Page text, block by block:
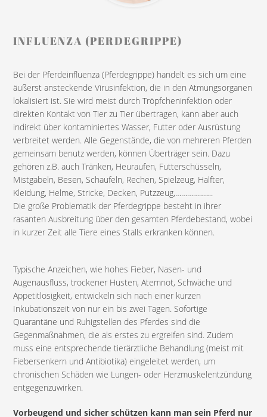
INFLUENZA (PERDEGRIPPE)
Bei der Pferdeinfluenza (Pferdegrippe) handelt es sich um eine
äußerst ansteckende Virusinfektion, die in den Atmungsorganen
lokalisiert ist. Sie wird meist durch Tröpfcheninfektion oder
direkten Kontakt von Tier zu Tier übertragen, kann aber auch
indirekt über kontaminiertes Wasser, Futter oder Ausrüstung
verbreitet werden. Alle Gegenstände, die von mehreren Pferden
gemeinsam benutz werden, können Überträger sein. Dazu
gehören z.B. auch Tränken, Heuraufen, Futterschüsseln,
Mistgabeln, Besen, Schaufeln, Rechen, Spielzeug, Halfter,
Kleidung, Helme, Stricke, Decken, Putzzeug,……………….
Die große Problematik der Pferdegrippe besteht in ihrer
rasanten Ausbreitung über den gesamten Pferdebestand, wobei
in kurzer Zeit alle Tiere eines Stalls erkranken können.
Typische Anzeichen, wie hohes Fieber, Nasen- und
Augenausfluss, trockener Husten, Atemnot, Schwäche und
Appetitlosigkeit, entwickeln sich nach einer kurzen
Inkubationszeit von nur ein bis zwei Tagen. Sofortige
Quarantäne und Ruhigstellen des Pferdes sind die
Gegenmaßnahmen, die als erstes zu ergreifen sind. Zudem
muss eine entsprechende tierärztliche Behandlung (meist mit
Fiebersenkern und Antibiotika) eingeleitet werden, um
chronischen Schäden wie Lungen- oder Herzmuskelentzündung
entgegenzuwirken.
Vorbeugend und sicher schützen kann man sein Pferd nur